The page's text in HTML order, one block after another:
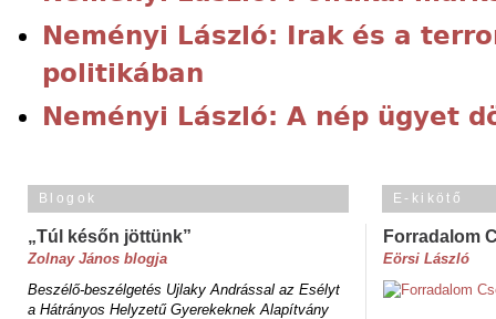
Neményi László: Irak és a
politikában
Neményi László: A nép ügyet
Blogok
„Túl későn jöttünk”
Zolnay János blogja
Beszélő-beszélgetés Ujlaky Andrással az Esélyt
a Hátrányos Helyzetű Gyerekeknek Alapítvány
E-kikötő
Forradalom
Eörsi László